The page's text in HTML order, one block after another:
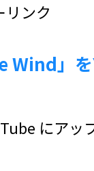
リンク
」を
にアッ